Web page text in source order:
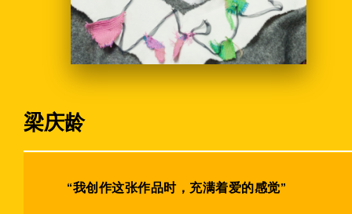
网上艺廊
合作机会
梁庆龄
“我创作这张作品时，充满着爱的感觉”